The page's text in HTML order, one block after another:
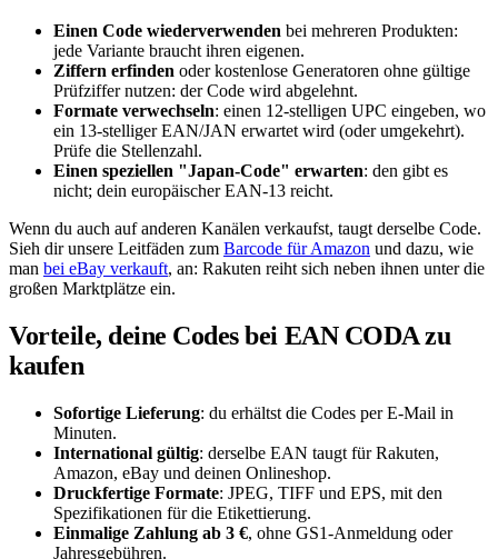
Einen Code wiederverwenden bei mehreren Produkten:
jede Variante braucht ihren eigenen.
Ziffern erfinden oder kostenlose Generatoren ohne gültige
Prüfziffer nutzen: der Code wird abgelehnt.
Formate verwechseln: einen 12-stelligen UPC eingeben, wo
ein 13-stelliger EAN/JAN erwartet wird (oder umgekehrt).
Prüfe die Stellenzahl.
Einen speziellen "Japan-Code" erwarten: den gibt es
nicht; dein europäischer EAN-13 reicht.
Wenn du auch auf anderen Kanälen verkaufst, taugt derselbe Code.
Sieh dir unsere Leitfäden zum Barcode für Amazon und dazu, wie
man bei eBay verkauft, an: Rakuten reiht sich neben ihnen unter die
großen Marktplätze ein.
Vorteile, deine Codes bei EAN CODA zu
kaufen
Sofortige Lieferung: du erhältst die Codes per E-Mail in
Minuten.
International gültig: derselbe EAN taugt für Rakuten,
Amazon, eBay und deinen Onlineshop.
Druckfertige Formate: JPEG, TIFF und EPS, mit den
Spezifikationen für die Etikettierung.
Einmalige Zahlung ab 3 €, ohne GS1-Anmeldung oder
Jahresgebühren.